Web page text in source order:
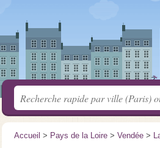
Accueil > Pays de la Loire > Vendée >